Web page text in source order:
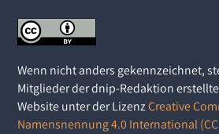
Wenn nicht anders gekennzeichnet,
Mitglieder der dnip-Redaktion
Website unter der LizenzCreative
Namensnennung 4.0 International (CC